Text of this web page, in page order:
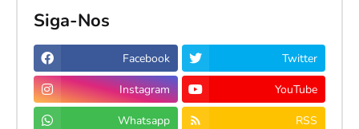
Siga-Nos
Facebook Twitter
Instagram YouTube
Whatsapp RSS